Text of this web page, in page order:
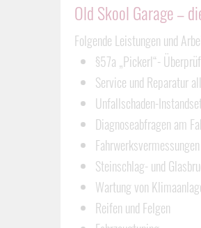
Old Skool Garage –
Folgende Leistungen und
§57a „Pickerl“-
Service und Reparatur
Unfallschaden-
Diagnoseabfragen am
Fahrwerksvermessungen
Steinschlag- und
Wartung von
Reifen und Felgen